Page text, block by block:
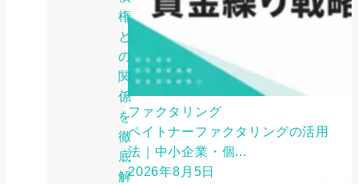
権
と
の
関
係
を
徹
底
解
ファクタリング
ペイトナーファクタリングの活用
法｜中小企業・個...
2026年8月5日